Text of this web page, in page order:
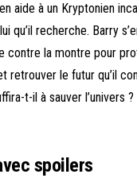
aide à un Kryptonien
qu’il recherche. Barry
contre la montre pour
retrouver le futur qu’il
t-il à sauver l’univers ?
spoilers